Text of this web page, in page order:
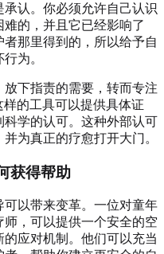
认。你必须允许自己认识
的，并且它已经影响了
那里得到的，所以给予自
为。
下指责的需要，转而专注
样的工具可以提供具体证
学的认可。这种外部认可
为真正的疗愈打开大门。
获得帮助
以带来变革。一位对童年
，可以提供一个安全的空
应对机制。他们可以充当